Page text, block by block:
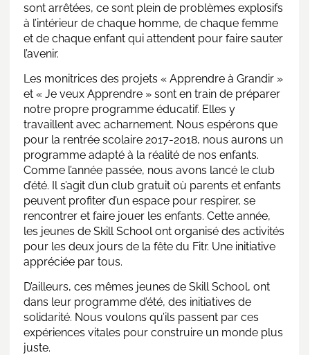
sont arrêtées, ce sont plein de problèmes explosifs
à l’intérieur de chaque homme, de chaque femme
et de chaque enfant qui attendent pour faire sauter
l’avenir.
Les monitrices des projets « Apprendre à Grandir »
et « Je veux Apprendre » sont en train de préparer
notre propre programme éducatif. Elles y
travaillent avec acharnement. Nous espérons que
pour la rentrée scolaire 2017-2018, nous aurons un
programme adapté à la réalité de nos enfants.
Comme l’année passée, nous avons lancé le club
d’été. Il s’agit d’un club gratuit où parents et enfants
peuvent profiter d’un espace pour respirer, se
rencontrer et faire jouer les enfants. Cette année,
les jeunes de Skill School ont organisé des activités
pour les deux jours de la fête du Fitr. Une initiative
appréciée par tous.
D’ailleurs, ces mêmes jeunes de Skill School, ont
dans leur programme d’été, des initiatives de
solidarité. Nous voulons qu’ils passent par ces
expériences vitales pour construire un monde plus
juste.